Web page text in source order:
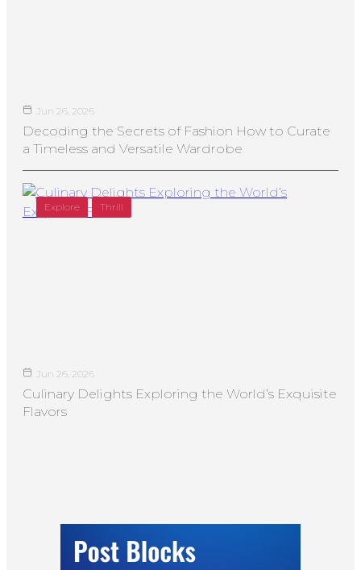
Jun 26, 2026
Decoding the Secrets of Fashion How to Curate
a Timeless and Versatile Wardrobe
Explore Thrill
Jun 26, 2026
Culinary Delights Exploring the World’s Exquisite
Flavors